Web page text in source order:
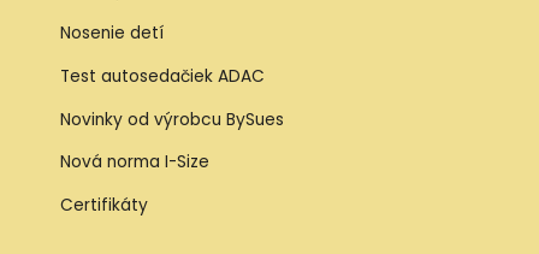
Nosenie detí
Test autosedačiek ADAC
Novinky od výrobcu BySues
Nová norma I-Size
Certifikáty